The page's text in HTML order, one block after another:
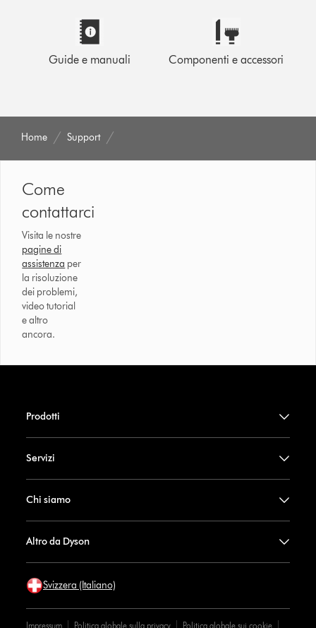
Guide e manuali Componenti e accessori
Home Support
Come
contattarci
Visita le nostre
pagine di
assistenza per
la risoluzione
dei problemi,
video tutorial
e altro
ancora.
Prodotti
Servizi
Chi siamo
Altro da Dyson
Svizzera (Italiano)
Impressum Politica globale sulla privacy Politica globale sui cookie